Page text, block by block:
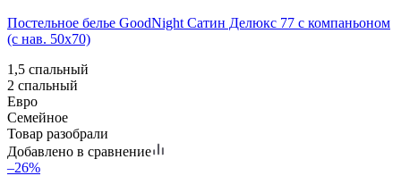
Постельное белье GoodNight Сатин Делюкс 77 с компаньоном
(с нав. 50х70)
1,5 спальный
2 спальный
Евро
Семейное
Товар разобрали
Добавлено в сравнение
–26%